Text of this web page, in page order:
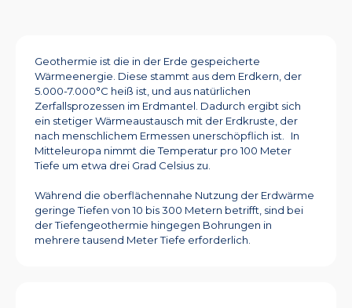
Geothermie ist die in der Erde gespeicherte
Wärmeenergie. Diese stammt aus dem Erdkern, der
5.000-7.000°C heiß ist, und aus natürlichen
Zerfallsprozessen im Erdmantel. Dadurch ergibt sich
ein stetiger Wärmeaustausch mit der Erdkruste, der
nach menschlichem Ermessen unerschöpflich ist. In
Mitteleuropa nimmt die Temperatur pro 100 Meter
Tiefe um etwa drei Grad Celsius zu.
Während die oberflächennahe Nutzung der Erdwärme
geringe Tiefen von 10 bis 300 Metern betrifft, sind bei
der Tiefengeothermie hingegen Bohrungen in
mehrere tausend Meter Tiefe erforderlich.